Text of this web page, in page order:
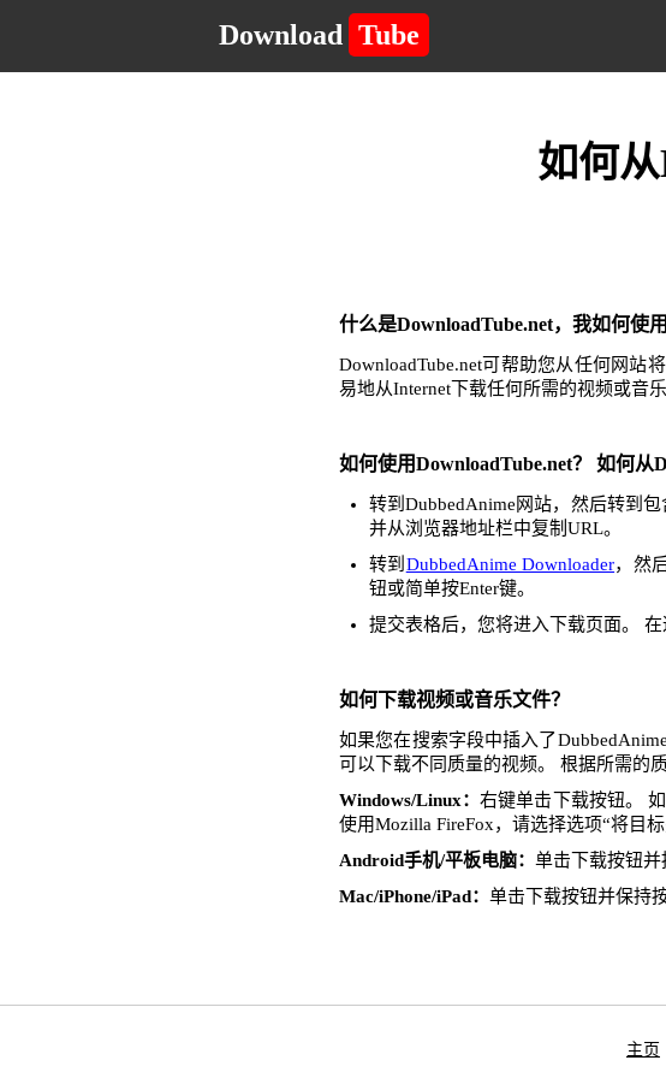
Download Tube
如何
什么是DownloadTube.net，我如何使用
DownloadTube.net可帮助您从任何网站
易地从Internet下载任何所需的视频或音乐
如何使用DownloadTube.net？ 如何从
转到DubbedAnime网站，然后转到
并从浏览器地址栏中复制URL。
转到 DubbedAnime Downloader，然
钮或简单按Enter键。
提交表格后，您将进入下载页面。
如何下载视频或音乐文件？
如果您在搜索字段中插入了
可以下载不同质量的视频。 根据所需的
Windows/Linux：右键单击下载按钮。
使用Mozilla FireFox，请选择选项“将目标
Android手机/平板电脑： 单击下载按钮并
Mac/iPhone/iPad： 单击下载按钮并保持
主页